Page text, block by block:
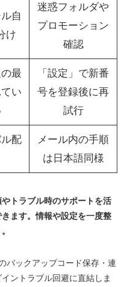
自
け
迷惑フォルダや
プロモーション
確認
最
い
「設定」で新番
号を登録後に再
試行
配
メール内の手順
は日本語同様
トラブル時のサポートを活
ます。情報や設定を一度整
バックアップコード保存・連
ントラブル回避に直結しま